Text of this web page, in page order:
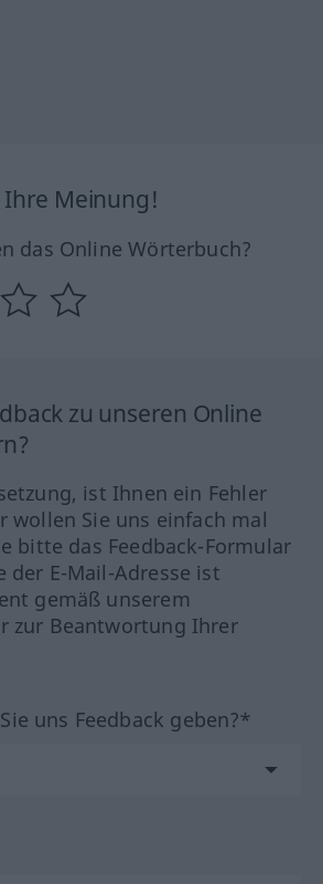
Ihre Meinung!
das Online Wörterbuch?
zu unseren Online
ist Ihnen ein Fehler
wollen Sie uns einfach mal
bitte das Feedback-Formular
der E-Mail-Adresse ist
gemäß unserem
zur Beantwortung Ihrer
uns Feedback geben?*